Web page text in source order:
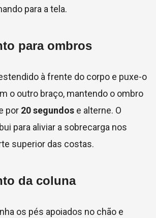
para a tela.
para ombros
à frente do corpo e puxe-o
o outro braço, mantendo o ombro
por 20 segundos e alterne. O
para aliviar a sobrecarga nos
superior das costas.
da coluna
os pés apoiados no chão e